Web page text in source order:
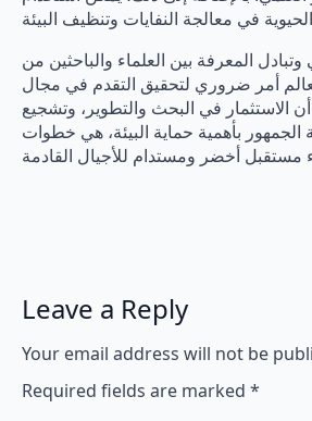
وتبادل المعرفة بين العلماء والباحثين من
أمر ضروري لتحقيق التقدم في مجال
أن الاستثمار في البحث والتطوير، وتشجيع
الجمهور بأهمية حماية البيئة، هي خطوات
Leave a Reply
Your email address will not be
Required fields are marked *